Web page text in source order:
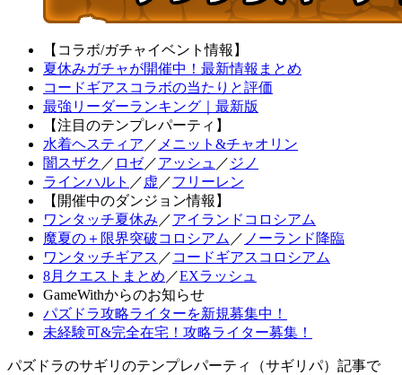
【コラボ/ガチャイベント情報】
夏休みガチャが開催中！最新情報まとめ
コードギアスコラボの当たりと評価
最強リーダーランキング｜最新版
【注目のテンプレパーティ】
水着ヘスティア ／ メニット&チャオリン
闇スザク ／ ロゼ／アッシュ ／ ジノ
ラインハルト ／ 虚 ／フリーレン
【開催中のダンジョン情報】
ワンタッチ夏休み ／アイランドコロシアム
魔夏の＋限界突破コロシアム ／ ノーランド降臨
ワンタッチギアス ／ コードギアスコロシアム
8月クエストまとめ ／EXラッシュ
GameWithからのお知らせ
パズドラ攻略ライターを新規募集中！
未経験可&完全在宅！攻略ライター募集！
パズドラのサギリのテンプレパーティ（サギリパ）記事で